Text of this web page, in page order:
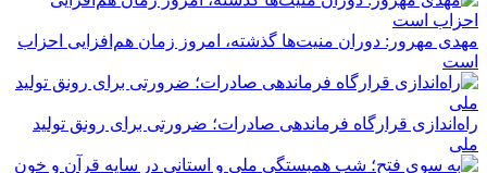
مهدی مهرور: دوران منیت‌ها گذشته، امروز زمان هم‌افزایی احزاب
است
راه‌اندازی قرارگاه فرماندهی صادرات؛ ضرورتی برای رونق تولید
ملی